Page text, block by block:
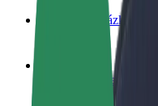
Nejčastější otázky
Staňte se řidičem